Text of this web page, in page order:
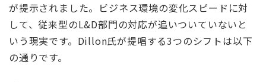
が提示されました。ビジネス環境の変化スピードに対
して、従来型のL&D部門の対応が追いついていないと
いう現実です。Dillon氏が提唱する3つのシフトは以下
の通りです。